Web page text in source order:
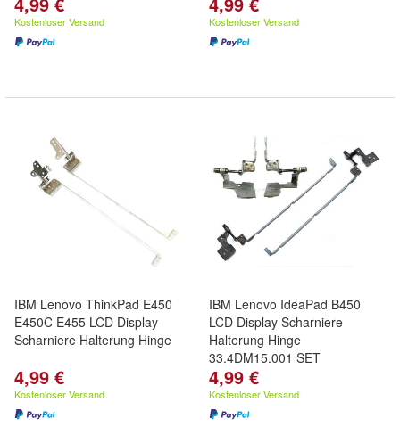
Kostenloser Versand Kostenloser Versand
IBM Lenovo ThinkPad E450
E450C E455 LCD Display
Scharniere Halterung Hinge
4,99 €
Kostenloser Versand
IBM Lenovo IdeaPad B450
LCD Display Scharniere
Halterung Hinge
33.4DM15.001 SET
4,99 €
Kostenloser Versand